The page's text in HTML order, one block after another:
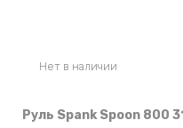
Нет в наличии
Руль Spank Spoon 800